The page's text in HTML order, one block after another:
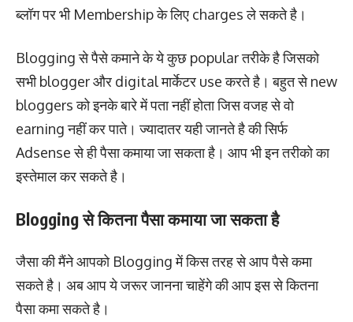
ब्लॉग पर भी Membership के लिए charges ले सकते है।
Blogging से पैसे कमाने के ये कुछ popular तरीके है जिसको
सभी blogger और digital मार्केटर use करते है। बहुत से new
bloggers को इनके बारे में पता नहीं होता जिस वजह से वो
earning नहीं कर पाते। ज्यादातर यही जानते है की सिर्फ
Adsense से ही पैसा कमाया जा सकता है। आप भी इन तरीको का
इस्तेमाल कर सकते है।
Blogging से कितना पैसा कमाया जा सकता है
जैसा की मैंने आपको Blogging में किस तरह से आप पैसे कमा
सकते है। अब आप ये जरूर जानना चाहेंगे की आप इस से कितना
पैसा कमा सकते है।